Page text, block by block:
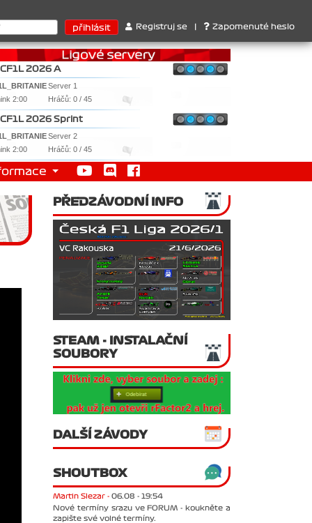
Ferrari . 2. Williams , 3. RedBull ..... SprintCup - 1. Jan
Registruj se Zapomenuté heslo
CF1L 2026 A
Server 1
2:00
Hráčů: 0 / 45
CF1L 2026 Sprint
Server 2
2:00
Hráčů: 0 / 45
PŘEDZÁVODNÍ INFO
STEAM - INSTALAČNÍ
SOUBORY
DALŠÍ ZÁVODY
SHOUTBOX
Martin Slezar - 06.08 - 19:54
Nové termíny srazu ve FORUM - koukněte a
zapište své volné termíny.